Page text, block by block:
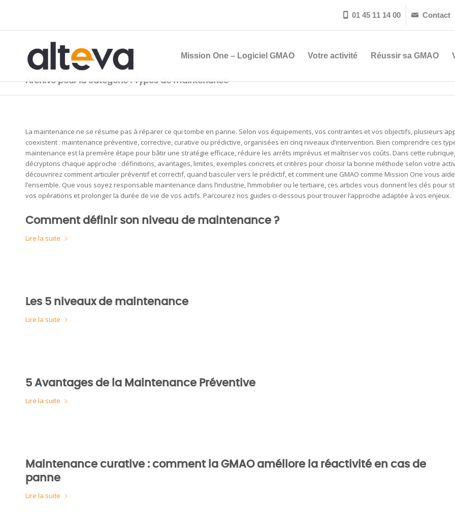
 01 45 11 14 00  Contact
Mission One – Logiciel GMAO Votre activité Réussir sa GMAO
Archive pour la catégorie : Types de maintenance
La maintenance ne se résume pas à réparer ce qui tombe en panne. Selon vos équipements, vos contraintes et vos objectifs, plusieurs
coexistent : maintenance préventive, corrective, curative ou prédictive, organisées en cinq niveaux d’intervention. Bien comprendre ces
maintenance est la première étape pour bâtir une stratégie efficace, réduire les arrêts imprévus et maîtriser vos coûts. Dans cette
décryptons chaque approche : définitions, avantages, limites, exemples concrets et critères pour choisir la bonne méthode selon votre
découvrirez comment articuler préventif et correctif, quand basculer vers le prédictif, et comment une GMAO comme Mission One vous
l’ensemble. Que vous soyez responsable maintenance dans l’industrie, l’immobilier ou le tertiaire, ces articles vous donnent les clés pour
vos opérations et prolonger la durée de vie de vos actifs. Parcourez nos guides ci-dessous pour trouver l’approche adaptée à vos enjeux.
Comment définir son niveau de maintenance ?
Lire la suite
Les 5 niveaux de maintenance
Lire la suite
5 Avantages de la Maintenance Préventive
Lire la suite
Maintenance curative : comment la GMAO améliore la réactivité en cas de
panne
Lire la suite